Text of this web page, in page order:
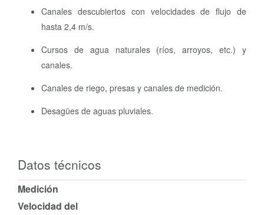
Canales descubiertos con velocidades de flujo de
hasta 2,4 m/s.
Cursos de agua naturales (ríos, arroyos, etc.) y
canales.
Canales de riego, presas y canales de medición.
Desagües de aguas pluviales.
Datos técnicos
Medición
Velocidad del